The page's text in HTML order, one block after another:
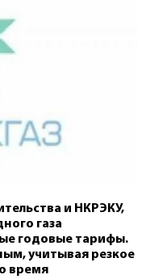
и НКРЭКУ,
газа
годовые тарифы.
учитывая резкое
время